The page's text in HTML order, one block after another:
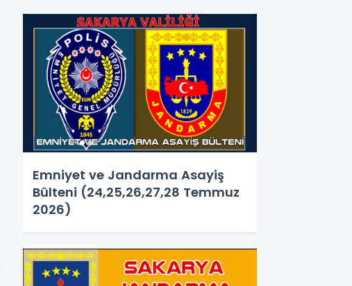
Emniyet ve Jandarma Asayiş
Bülteni (24,25,26,27,28 Temmuz
2026)